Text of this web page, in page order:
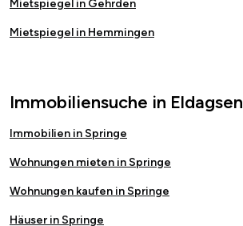
Mietspiegel in Gehrden
Mietspiegel in Hemmingen
Immobiliensuche in Eldagsen
Immobilien in Springe
Wohnungen mieten in Springe
Wohnungen kaufen in Springe
Häuser in Springe